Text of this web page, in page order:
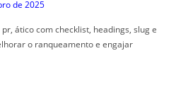
de 2025
ático com checklist, headings, slug e
o ranqueamento e engajar